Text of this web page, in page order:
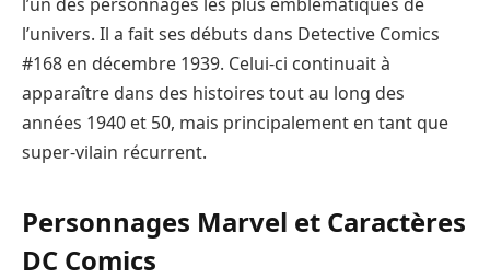
l’univers. Il a fait ses débuts dans Detective Comics
#168 en décembre 1939. Celui-ci continuait à
apparaître dans des histoires tout au long des
années 1940 et 50, mais principalement en tant que
super-vilain récurrent.
Personnages Marvel et Caractères
DC Comics